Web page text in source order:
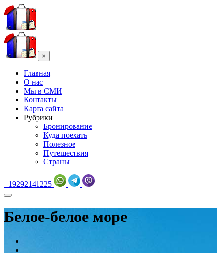
×
Главная
О нас
Мы в СМИ
Контакты
Карта сайта
Рубрики
Бронирование
Куда поехать
Полезное
Путешествия
Страны
+19292141225
Белое-белое море